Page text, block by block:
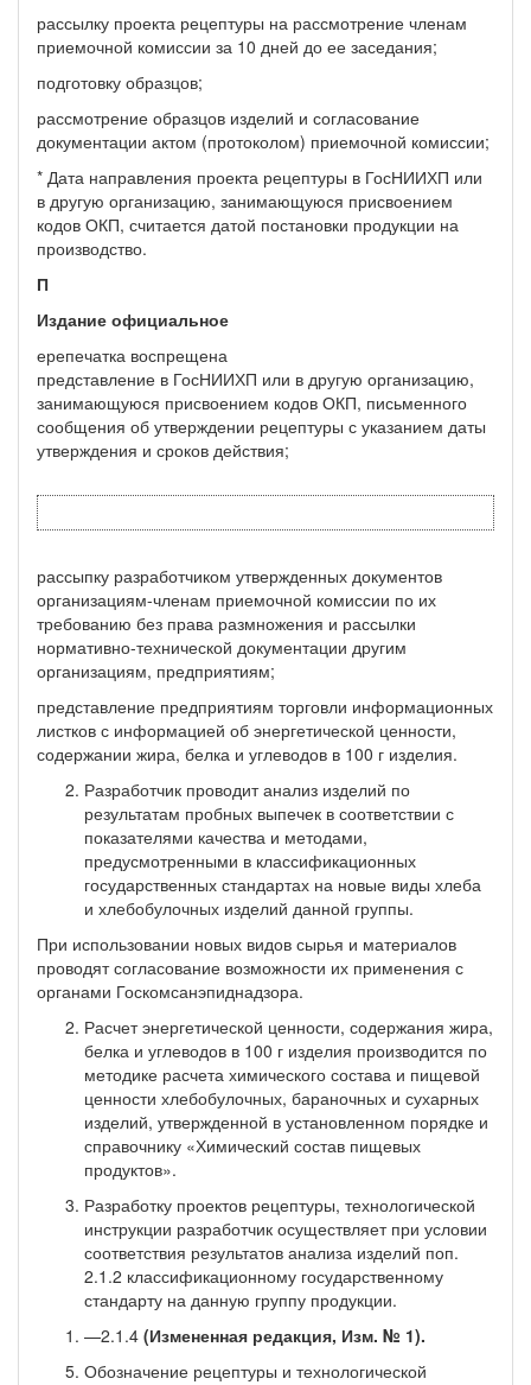
рассылку проекта рецептуры на рассмотрение членам
приемочной комиссии за 10 дней до ее заседания;
подготовку образцов;
рассмотрение образцов изделий и согласование
документации актом (протоколом) приемочной комиссии;
* Дата направления проекта рецептуры в ГосНИИХП или
в другую организацию, занимающуюся при­своением
кодов ОКП, считается датой постановки продукции на
производство.
П
Издание официальное
ерепечатка воспрещена
представление в ГосНИИХП или в другую организацию,
занимающуюся присвоением кодов ОКП, письменного
сообщения об утверждении рецептуры с указанием даты
утверждения и сроков действия;
рассыпку разработчиком утвержденных документов
организациям-членам приемочной комиссии по их
требованию без права размножения и рассылки
нормативно-технической документации другим
организациям, предприятиям;
представление предприятиям торговли информационных
листков с информацией об энергетичес­кой ценности,
содержании жира, белка и углеводов в 100 г изделия.
Разработчик проводит анализ изделий по
результатам пробных выпечек в соответствии с
показателями качества и методами,
предусмотренными в классификационных
государственных стан­дартах на новые виды хлеба
и хлебобулочных изделий данной группы.
При использовании новых видов сырья и материалов
проводят согласование возможности их применения с
органами Госкомсанэпиднадзора.
Расчет энергетической ценности, содержания жира,
белка и углеводов в 100 г изделия производится по
методике расчета химического состава и пищевой
ценности хлебобулочных, бараноч­ных и сухарных
изделий, утвержденной в установленном порядке и
справочнику «Химический состав пищевых
продуктов».
Разработку проектов рецептуры, технологической
инструкции разработчик осуществляет при условии
соответствия результатов анализа изделий поп.
2.1.2 классификационному государствен­ному
стандарту на данную группу продукции.
—2.1.4 (Измененная редакция, Изм. № 1).
Обозначение рецептуры и технологической